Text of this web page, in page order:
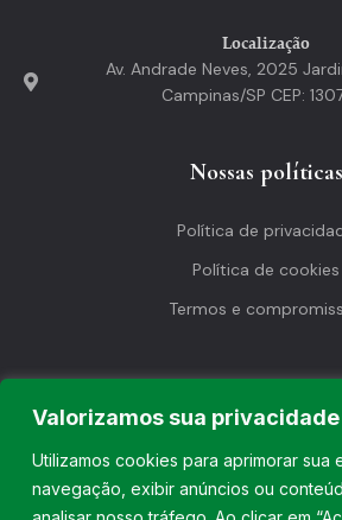
Valorizamos sua privacidade
Utilizamos cookies para aprimorar sua
navegação, exibir anúncios ou
Localização
Av. Andrade Neves, 2025
Campinas/SP CEP:
Nossas políticas
Política de
Política de cookies
Termos e
©2026 | Todos os direitos
CNPJ: 38.376.187/0001-03 – CETEP
TERAPIAS E
Precisa